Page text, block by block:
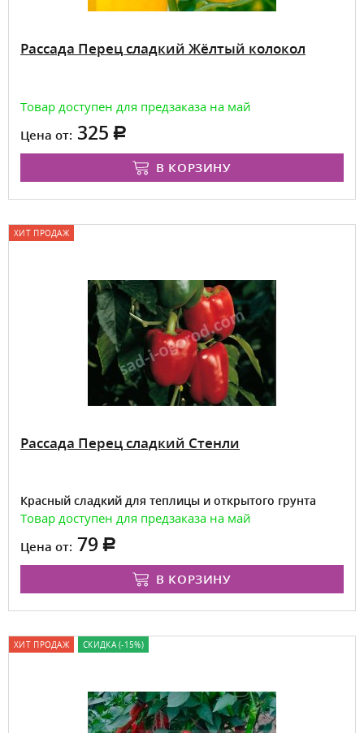
Рассада Перец сладкий Жёлтый колокол
Товар доступен для предзаказа на май
Цена от: 325
В КОРЗИНУ
ХИТ ПРОДАЖ
Рассада Перец сладкий Стенли
Красный сладкий для теплицы и открытого грунта
Товар доступен для предзаказа на май
Цена от: 79
В КОРЗИНУ
ХИТ ПРОДАЖ СКИДКА (-15%)